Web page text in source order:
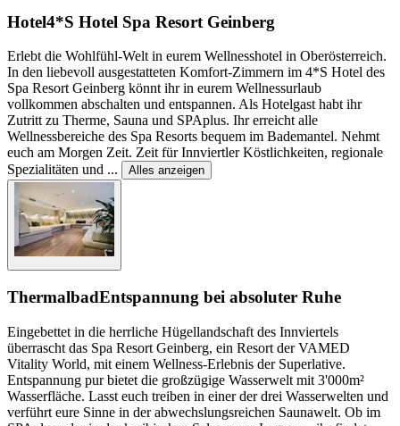
Hotel4*S Hotel Spa Resort Geinberg
Erlebt die Wohlfühl-Welt in eurem Wellnesshotel in Oberösterreich.
In den liebevoll ausgestatteten Komfort-Zimmern im 4*S Hotel des
Spa Resort Geinberg könnt ihr in eurem Wellnessurlaub
vollkommen abschalten und entspannen. Als Hotelgast habt ihr
Zutritt zu Therme, Sauna und SPAplus. Ihr erreicht alle
Wellnessbereiche des Spa Resorts bequem im Bademantel. Nehmt
euch am Morgen Zeit. Zeit für Innviertler Köstlichkeiten, regionale
Spezialitäten und ... Alles anzeigen
ThermalbadEntspannung bei absoluter Ruhe
Eingebettet in die herrliche Hügellandschaft des Innviertels
überrascht das Spa Resort Geinberg, ein Resort der VAMED
Vitality World, mit einem Wellness-Erlebnis der Superlative.
Entspannung pur bietet die großzügige Wasserwelt mit 3'000m²
Wasserfläche. Lasst euch treiben in einer der drei Wasserwelten und
verführt eure Sinne in der abwechslungsreichen Saunawelt. Ob im